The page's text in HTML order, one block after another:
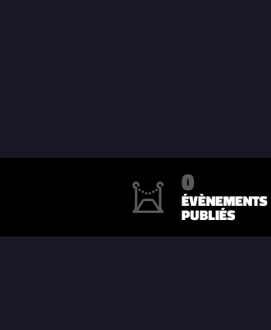
0
ÉVÈNEMENTS
PUBLIÉS